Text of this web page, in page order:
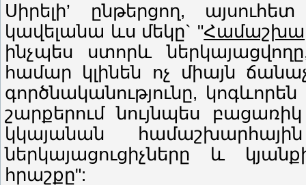
Սիրելի’ ընթերցող,
կավելանա ևս մեկը` "
ինչպես ստորև
համար կլինեն ոչ միայն
գործնականությունը,
շարքերում նույնպես
կկայանան
ներկայացուցիչները և
հրաշքը":